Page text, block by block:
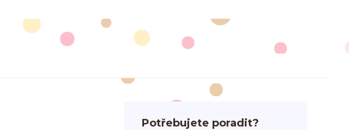
Potřebujete poradit?